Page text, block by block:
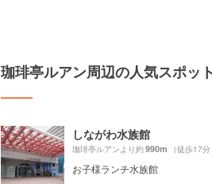
珈琲亭ルアン周辺の人気スポット
しながわ水族館
珈琲亭ルアンより約990m （徒歩17分
お子様ランチ水族館